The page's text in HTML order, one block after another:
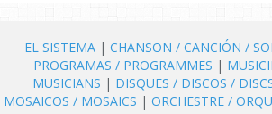
EL SISTEMA | CHANSON / CANCIÓN /
PROGRAMAS / PROGRAMMES |
MUSICIANS | DISQUES / DISCOS /
MOSAICOS / MOSAICS | ORCHESTRE /